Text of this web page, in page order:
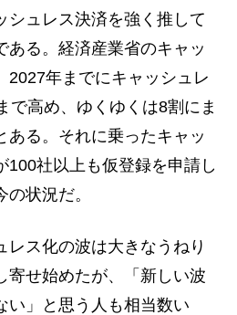
シュレス決済を強く推して
ある。経済産業省のキャッ
2027年までにキャッシュレ
で高め、ゆくゆくは8割にま
ある。それに乗ったキャッ
100社以上も仮登録を申請し
状況だ。
ス化の波は大きなうねり
寄せ始めたが、「新しい波
い」と思う人も相当数い